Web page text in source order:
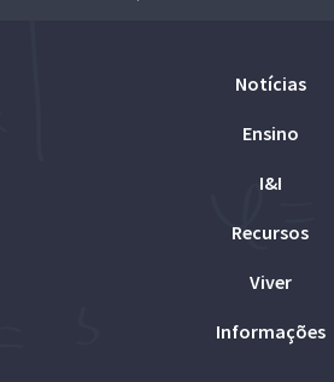
Notícias
Ensino
I&I
Recursos
Viver
Informações